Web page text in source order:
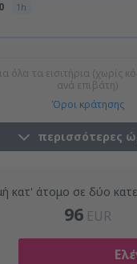
1h
όλα τα εισιτήρια (χωρίς
ανά επιβάτη)
Όροι κράτησης
περισσότερες
κατ' άτομο σε δύο
96 EUR